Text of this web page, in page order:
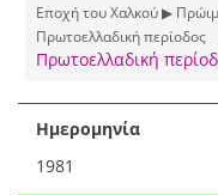
Εποχή του Χαλκού ▶
Πρωτοελλαδική περίοδος
Πρωτοελλαδική
Ημερομηνία
1981